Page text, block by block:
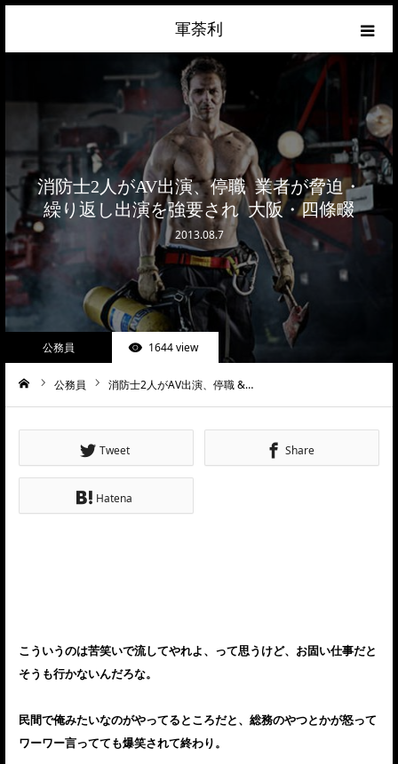
軍荼利
消防士2人がAV出演、停職 業者が脅迫・
繰り返し出演を強要され 大阪・四條畷
2013.08.7
公務員 1644 view
公務員 消防士2人がAV出演、停職 &…
Tweet Share
Hatena
こういうのは苦笑いで流してやれよ、って思うけど、お固い仕事だと
そうも行かないんだろな。
民間で俺みたいなのがやってるところだと、総務のやつとかが怒って
ワーワー言ってても爆笑されて終わり。
ネトウヨ
政治
ライフハック
サイトマップ
about
お問合せ